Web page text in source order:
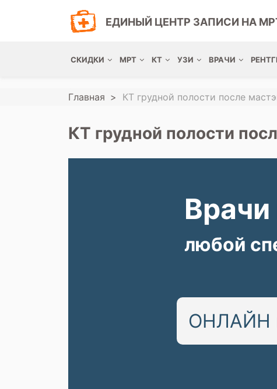
ЕДИНЫЙ ЦЕНТР ЗАПИСИ НА
СКИДКИ МРТ КТ УЗИ ВРАЧИ
Главная КТ грудной полости после
КТ грудной полости
ОНЛАЙН
Врачи
любой